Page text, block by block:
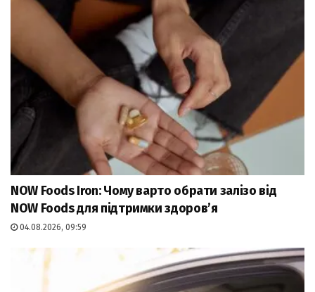
NOW Foods Iron: Чому варто обрати залізо від
NOW Foods для підтримки здоров’я
04.08.2026, 09:59